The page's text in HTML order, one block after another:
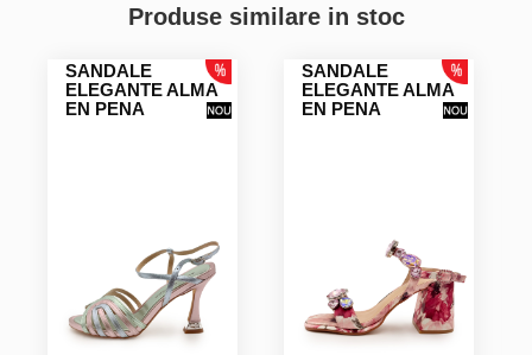
Produse similare in stoc
SANDALE
ELEGANTE ALMA
EN PENA
SANDALE
ELEGANTE ALMA
EN PENA